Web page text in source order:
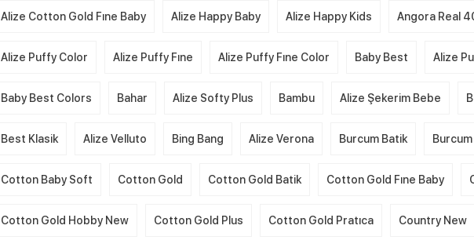
Alize Cotton Gold Fıne Baby Alize Happy Baby Alize Happy Kids Angora Real
Alize Puffy Color Alize Puffy Fıne Alize Puffy Fıne Color Baby Best Alize
Baby Best Colors Bahar Alize Softy Plus Bambu Alize Şekerim Bebe
Best Klasik Alize Velluto Bing Bang Alize Verona Burcum Batik
Cotton Baby Soft Cotton Gold Cotton Gold Batik Cotton Gold Fıne Baby
Cotton Gold Hobby New Cotton Gold Plus Cotton Gold Pratıca Country New